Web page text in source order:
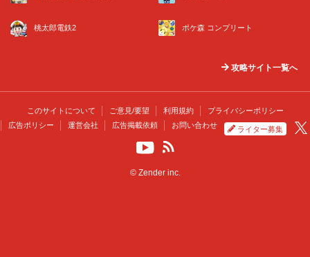
桃太郎電鉄2 ポケ森 コンプリート
攻略サイト一覧へ
このサイトについて ご意見/要望 利用規約
プライバシーポリシー
広告ポリシー
運営会社 広告掲載依頼 お問い合わせ ライター募集
© Zender inc.